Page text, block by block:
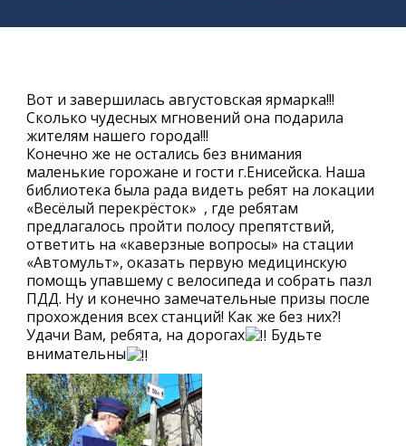
Вот и завершилась августовская ярмарка!!!
Сколько чудесных мгновений она подарила
жителям нашего города!!!
Конечно же не остались без внимания
маленькие горожане и гости г.Енисейска. Наша
библиотека была рада видеть ребят на локации
«Весёлый перекрёсток» , где ребятам
предлагалось пройти полосу препятствий,
ответить на «каверзные вопросы» на стации
«Автомульт», оказать первую медицинскую
помощь упавшему с велосипеда и собрать пазл
ПДД. Ну и конечно замечательные призы после
прохождения всех станций! Как же без них?!
Удачи Вам, ребята, на дорогах
Будьте
внимательны